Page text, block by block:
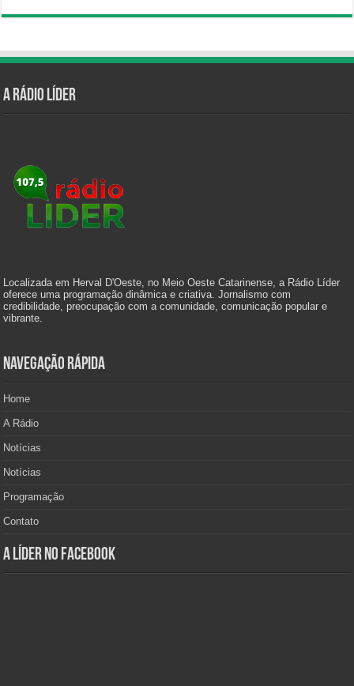
A Rádio Líder
Localizada em Herval D'Oeste, no Meio Oeste Catarinense, a Rádio Líder
oferece uma programação dinâmica e criativa. Jornalismo com
credibilidade, preocupação com a comunidade, comunicação popular e
vibrante.
Navegação Rápida
Home
A Rádio
Notícias
Notícias
Programação
Contato
A Líder no Facebook